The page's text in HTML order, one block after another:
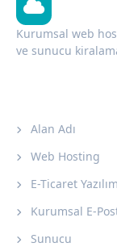
Kurumsal web
ve sunucu
Alan Adı
Web Hosting
E-Ticaret
Kurumsal E-
Sunucu